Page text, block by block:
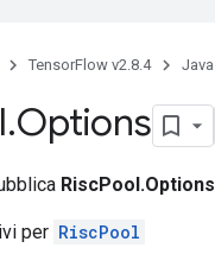
TensorFlow v2.8.4 Java
.Options
RiscPool.Options
per RiscPool